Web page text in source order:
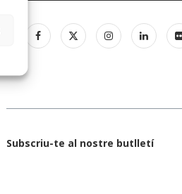
Subscriu-te al nostre butlletí